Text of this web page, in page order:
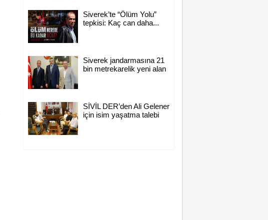
Siverek’te “Ölüm Yolu”
tepkisi: Kaç can daha...
Siverek jandarmasına 21
bin metrekarelik yeni alan
SİVİL DER’den Ali Gelener
için isim yaşatma talebi